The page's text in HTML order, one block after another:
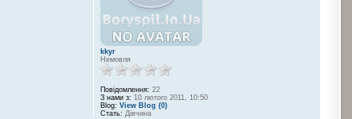
kkyr
Немовля
Повідомлення: 22
З нами з: 10 лютого 2011, 10:50
Blog: View Blog (0)
Стать: Дівчина